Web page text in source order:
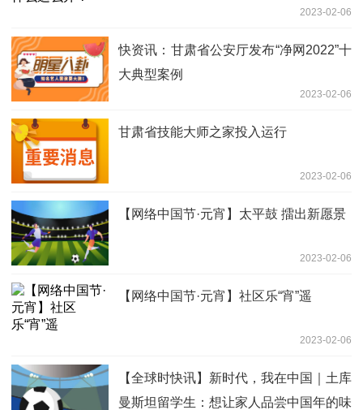
2023-02-06
快资讯：甘肃省公安厅发布“净网2022”十
大典型案例
2023-02-06
甘肃省技能大师之家投入运行
2023-02-06
【网络中国节·元宵】太平鼓 擂出新愿景
2023-02-06
【网络中国节·元宵】社区乐“宵”遥
2023-02-06
【全球时快讯】新时代，我在中国｜土库
曼斯坦留学生：想让家人品尝中国年的味